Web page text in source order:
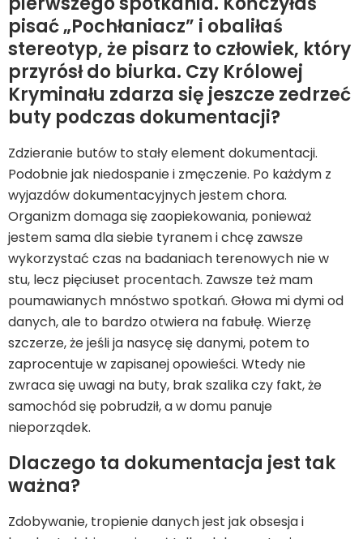
pisać „Pochłaniacz” i obaliłaś
stereotyp, że pisarz to człowiek, który
przyrósł do biurka. Czy Królowej
Kryminału zdarza się jeszcze zedrzeć
buty podczas dokumentacji?
Zdzieranie butów to stały element dokumentacji.
Podobnie jak niedospanie i zmęczenie. Po każdym z
wyjazdów dokumentacyjnych jestem chora.
Organizm domaga się zaopiekowania, ponieważ
jestem sama dla siebie tyranem i chcę zawsze
wykorzystać czas na badaniach terenowych nie w
stu, lecz pięciuset procentach. Zawsze też mam
poumawianych mnóstwo spotkań. Głowa mi dymi od
danych, ale to bardzo otwiera na fabułę. Wierzę
szczerze, że jeśli ja nasycę się danymi, potem to
zaprocentuje w zapisanej opowieści. Wtedy nie
zwraca się uwagi na buty, brak szalika czy fakt, że
samochód się pobrudził, a w domu panuje
nieporządek.
Dlaczego ta dokumentacja jest tak
ważna?
Zdobywanie, tropienie danych jest jak obsesja i